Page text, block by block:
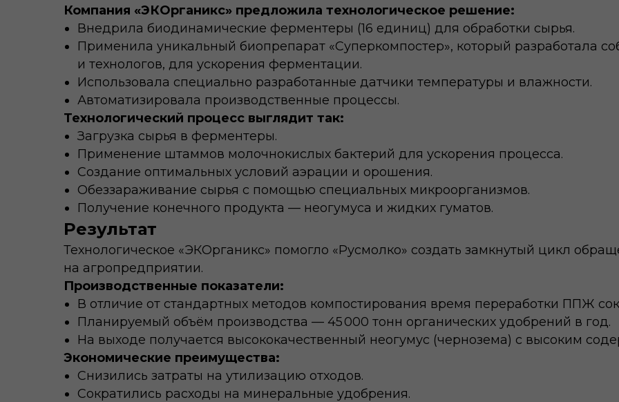
Компания «ЭКОрганикс» предложила технологическое решение:
Внедрила биодинамические ферментеры (16 единиц) для обработки сырья.
Применила уникальный биопрепарат «Суперкомпостер», который разработала
и технологов, для ускорения ферментации.
Использовала специально разработанные датчики температуры и влажности.
Автоматизировала производственные процессы.
Технологический процесс выглядит так:
Загрузка сырья в ферментеры.
Применение штаммов молочнокислых бактерий для ускорения процесса.
Создание оптимальных условий аэрации и орошения.
Обеззараживание сырья с помощью специальных микроорганизмов.
Получение конечного продукта — неогумуса и жидких гуматов.
Результат
Технологическое «ЭКОрганикс» помогло «Русмолко» создать замкнутый цикл
на агропредприятии.
Производственные показатели:
В отличие от стандартных методов компостирования время переработки ППЖ
Планируемый объём производства — 45 000 тонн органических удобрений в год.
На выходе получается высококачественный неогумус (чернозема) с высоким
Экономические преимущества:
Снизились затраты на утилизацию отходов.
Сократились расходы на минеральные удобрения.